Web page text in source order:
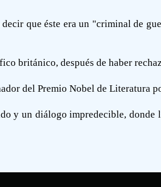
que éste era un "criminal de
británico, después de haber
del Premio Nobel de Literatura
y un diálogo impredecible, donde